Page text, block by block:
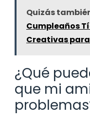
Quizás
Cumpleaños
Creativas
¿Qué
que mi